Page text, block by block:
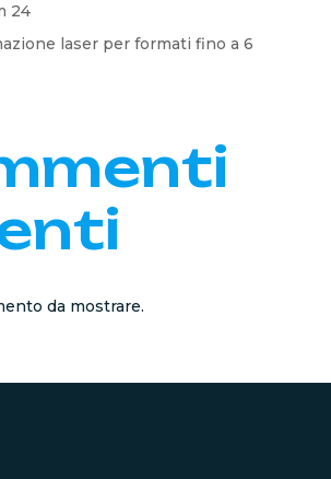
24
laser per formati fino a 6
da mostrare.